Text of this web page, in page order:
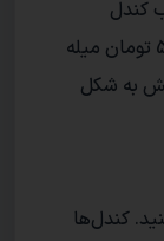
کندل
تشکیل شده، از سمت پایین به اندازه 50 تومان میله
به شکل
کندل‌ها